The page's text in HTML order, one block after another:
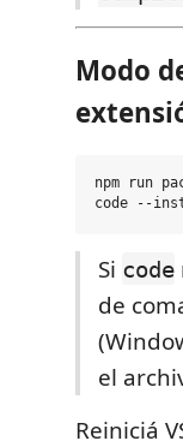
Modo
npm run
Si code
de
el
Reiniciá